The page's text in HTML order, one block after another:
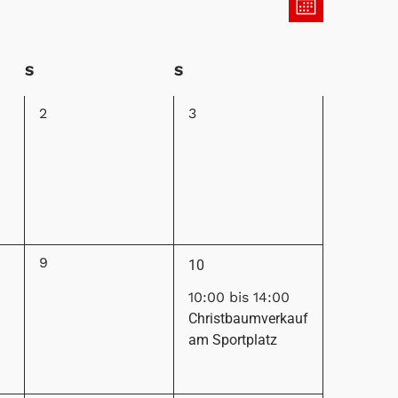
MONAT
S S
0
2
0
3
0
9
1
Veranstaltung,
10
10:00 bis 14:00
Christbaumverkauf
am Sportplatz